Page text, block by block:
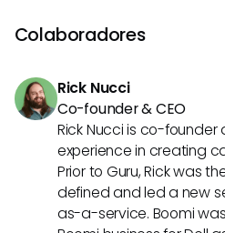
um conjunto mais abrangente
ligeiramente mais alto para
Colaboradores
Rick Nucci
Co-founder & CEO
Rick Nucci is co-founder
experience in creating
Prior to Guru, Rick was
defined and led a new
as-a-service. Boomi